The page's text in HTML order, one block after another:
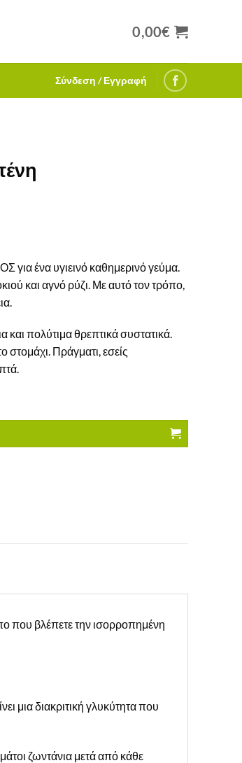
0,00€
Σύνδεση / Εγγραφή
για ένα υγιεινό καθημερινό γεύμα.
και αγνό ρύζι. Με αυτό τον τρόπο,
και πολύτιμα θρεπτικά συστατικά.
Πράγματι, εσείς
που βλέπετε την ισορροπημένη
μια διακριτική γλυκύτητα που
ζωντάνια μετά από κάθε